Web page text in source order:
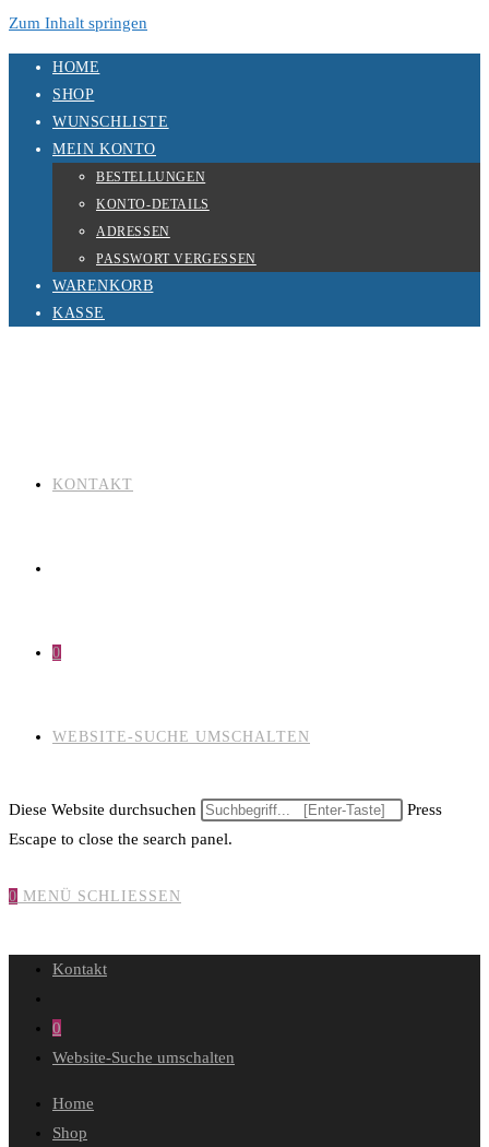
Zum Inhalt springen
HOME
SHOP
WUNSCHLISTE
MEIN KONTO
BESTELLUNGEN
KONTO-DETAILS
ADRESSEN
PASSWORT VERGESSEN
WARENKORB
KASSE
KONTAKT
0
WEBSITE-SUCHE UMSCHALTEN
Diese Website durchsuchen
Press
Escape to close the search panel.
0 MENÜ SCHLIESSEN
Kontakt
0
Website-Suche umschalten
Home
Shop